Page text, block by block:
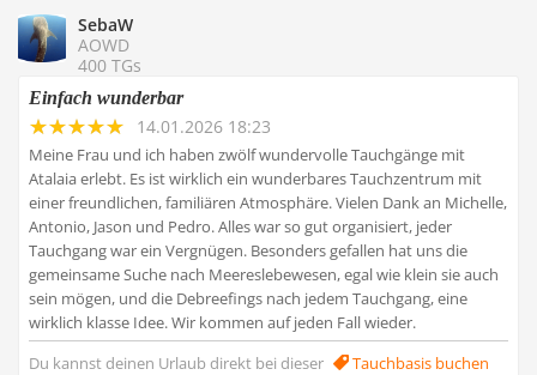
SebaW
AOWD
400 TGs
Einfach wunderbar
14.01.2026 18:23
Meine Frau und ich haben zwölf wundervolle Tauchgänge mit
Atalaia erlebt. Es ist wirklich ein wunderbares Tauchzentrum mit
einer freundlichen, familiären Atmosphäre. Vielen Dank an Michelle,
Antonio, Jason und Pedro. Alles war so gut organisiert, jeder
Tauchgang war ein Vergnügen. Besonders gefallen hat uns die
gemeinsame Suche nach Meereslebewesen, egal wie klein sie auch
sein mögen, und die Debreefings nach jedem Tauchgang, eine
wirklich klasse Idee. Wir kommen auf jeden Fall wieder.
Du kannst deinen Urlaub direkt bei dieser
Tauchbasis buchen